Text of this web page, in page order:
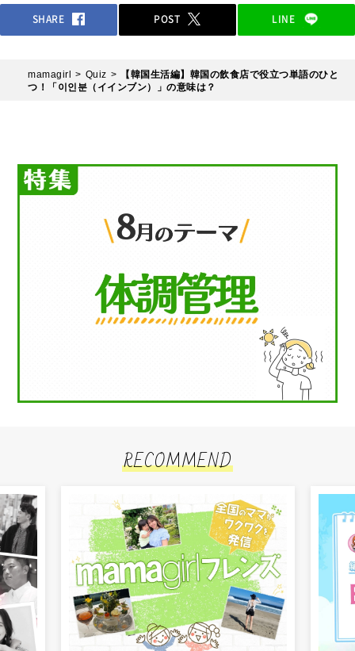
SHARE POST LINE
mamagirl Quiz
【韓国生活編】韓国の飲食店で役立つ単語のひと
つ！「이인분（イインブン）」の意味は？
RECOMMEND